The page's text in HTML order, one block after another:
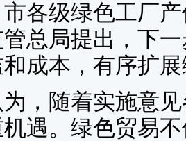
各级绿色工厂
总局提出，下
成本，有序扩
随着实施意见
遇。绿色贸易